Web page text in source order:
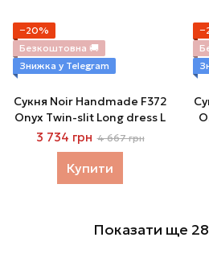
−20%
Безкоштовна 🚚
Знижка у Telegram
Сукня Noir Handmade F372
Onyx Twin-slit Long dress L
3 734 грн 4 667 грн
Купити
Показати ще 28